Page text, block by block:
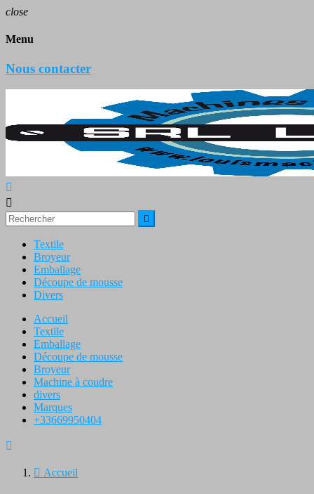
close
Menu
Nous contacter



Textile
Broyeur
Emballage
Découpe de mousse
Divers
Accueil
Textile
Emballage
Découpe de mousse
Broyeur
Machine à coudre
divers
Marques
+33669950404

 Accueil